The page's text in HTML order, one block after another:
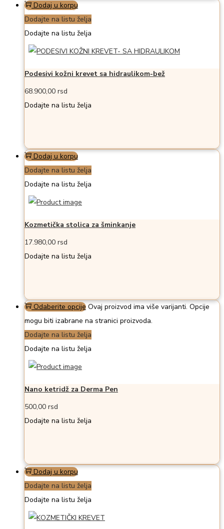
Dodaj u korpu
Dodajte na listu želja
Dodajte na listu želja
Podesivi kožni krevet sa hidraulikom-bež
68.900,00 rsd
Dodajte na listu želja
Dodaj u korpu
Dodajte na listu želja
Dodajte na listu želja
Kozmetička stolica za šminkanje
17.980,00 rsd
Dodajte na listu želja
Odaberite opcije Ovaj proizvod ima više varijanti. Opcije
mogu biti izabrane na stranici proizvoda.
Dodajte na listu želja
Dodajte na listu želja
Nano ketridž za Derma Pen
500,00 rsd
Dodajte na listu želja
Dodaj u korpu
Dodajte na listu želja
Dodajte na listu želja